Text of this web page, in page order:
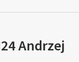
Andrzej